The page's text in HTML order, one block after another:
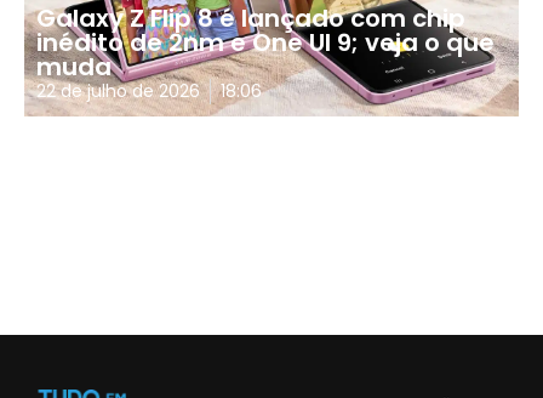
Galaxy Z Flip 8 é lançado com chip
inédito de 2nm e One UI 9; veja o que
muda
22 de julho de 2026 18:06